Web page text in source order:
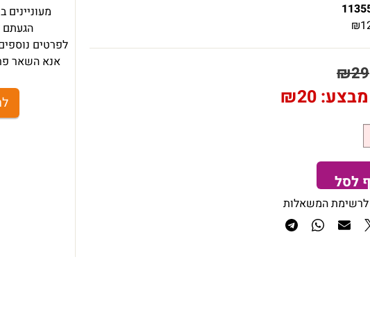
₪
₪29
₪20
לסל
המשאלות
מעוניינים
הגעתם
לפרטים
אנא השאר